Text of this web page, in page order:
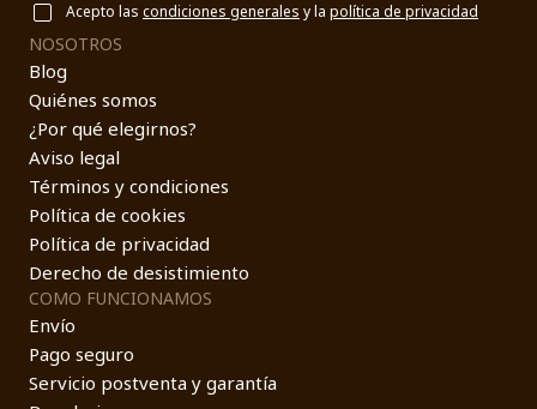
Acepto las condiciones generales y la política de privacidad
NOSOTROS
Blog
Quiénes somos
¿Por qué elegirnos?
Aviso legal
Términos y condiciones
Política de cookies
Política de privacidad
Derecho de desistimiento
COMO FUNCIONAMOS
Envío
Pago seguro
Servicio postventa y garantía